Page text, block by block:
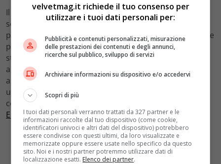
Il concorso dell’Agenzia delle Entrate Riscossione di
settembre 2024 rappresenta un’importante occasione
per tutti i
laureati in cerca di un’occupazionenel settore
pubblico. Con un processo di selezione rigoroso e ben
strutturato, l’agenzia mira a reclutare personale
altamente qualificato e motivato, capace di contribuire
al
miglioramento dei servizi di riscossione
ulteriori informazioni e per presentare la domanda, si
consiglia di visitare il sito ufficiale dell’
Entrate Riscossione.
velvetmag.it richiede il tuo consenso per
utilizzare i tuoi dati personali per:
Pubblicità e contenuti personalizzati, misurazione
delle prestazioni dei contenuti e degli annunci,
ricerche sul pubblico, sviluppo di servizi
Archiviare informazioni su dispositivo e/o accedervi
Scopri di più
I tuoi dati personali verranno trattati da 327 partner e le
informazioni raccolte dal tuo dispositivo (come cookie,
identificatori univoci e altri dati del dispositivo) potrebbero
essere condivise con questi ultimi, da loro visualizzate e
memorizzate oppure essere usate nello specifico da questo
sito. Noi e i nostri partner potremmo utilizzare dati di
localizzazione esatti. Elenco dei partner.